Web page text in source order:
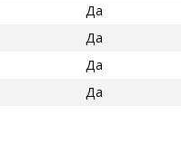
Да
Да
Да
Да